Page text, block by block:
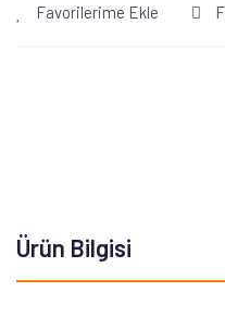
Favorilerime Ekle
Ürün Bilgisi